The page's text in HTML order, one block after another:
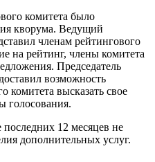
комитета было
кворума. Ведущий
членам рейтингового
на рейтинг, члены комитета
Председатель
возможность
комитета высказать свое
голосования.
12 месяцев не
дополнительных услуг.